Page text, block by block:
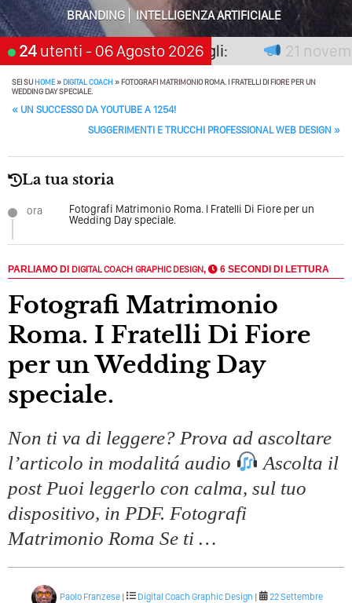
Perché Pubblicare Non Basta Più? Contenuti Di Valore O
Solo Rumore…
Perché Non Guadagni Sui Social Media? Probabilmente
Tutto Peggiorerà
Quali Sono Gli Errori Della Comunicazione Politica? Il
Caso Delle Braccia Incrociate
Come Promuoversi Nel Wedding? Il Mio Intervento Per
L’Accademia Del Wedding
BRANDING
INTELLIGENZA ARTIFICIALE
24 utenti - 06 Agosto 2026
premia chi aspetta, scegli: 21 novembre
SEI SUHOME»DIGITAL COACH»FOTOGRAFI MATRIMONIO ROMA. I FRATELLI DI FIORE PER UN
WEDDING DAY SPECIALE.
POST NAVIGATION
« UN SUCCESSO DA YOUTUBE A 1254!
SUGGERIMENTI E TRUCCHI PROFESSIONAL WEB DESIGN »
La tua storia
ora
Fotografi Matrimonio Roma. I Fratelli Di Fiore per un
Wedding Day speciale.
PARLIAMO DI DIGITAL COACH GRAPHIC DESIGN, 6 SECONDI DI LETTURA
Fotografi Matrimonio
Roma. I Fratelli Di Fiore
per un Wedding Day
speciale.
Non ti va di leggere? Prova ad ascoltare
l’articolo in modalitá audio
Ascolta il
post Puoi leggerlo con calma, sul tuo
dispositivo, in PDF. Fotografi
Matrimonio Roma Se ti …
Paolo Franzese| Digital Coach Graphic Design |
22 Settembre